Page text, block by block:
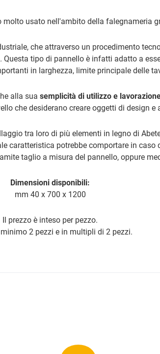
molto usato nell'ambito della falegnameria
che attraverso un procedimento
tipo di pannello è infatti adatto a
in larghezza, limite principale delle
alla sua semplicità di utilizzo e
che desiderano creare oggetti di design
tra loro di più elementi in legno di
caratteristica potrebbe comportare in
taglio a misura del pannello, oppure
Dimensioni disponibili:
mm 40 x 700 x 1200
Il prezzo è inteso per pezzo.
2 pezzi e in multipli di 2 pezzi.
Aggiungi ai preferiti